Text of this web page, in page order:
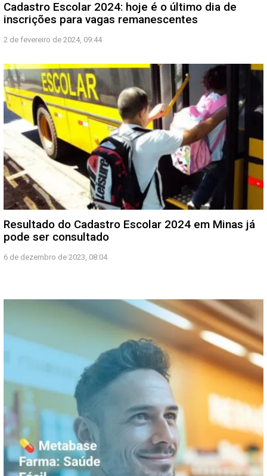
Cadastro Escolar 2024: hoje é o último dia de
inscrições para vagas remanescentes
2 de fevereiro de 2024, 09:44
Resultado do Cadastro Escolar 2024 em Minas já
pode ser consultado
6 de dezembro de 2023, 08:04